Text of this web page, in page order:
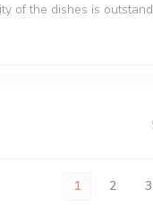
of the dishes is
1 2 3